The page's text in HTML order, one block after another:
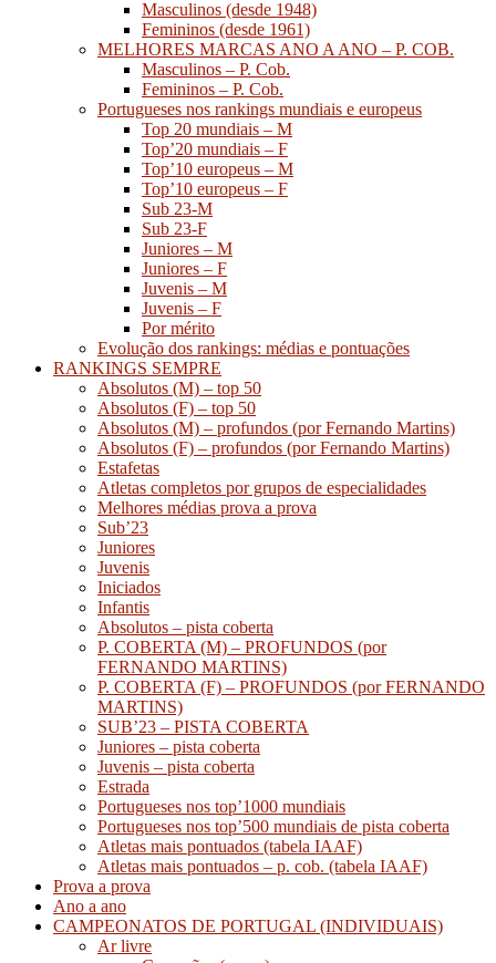
Masculinos (desde 1948)
Femininos (desde 1961)
MELHORES MARCAS ANO A ANO – P. COB.
Masculinos – P. Cob.
Femininos – P. Cob.
Portugueses nos rankings mundiais e europeus
Top 20 mundiais – M
Top’20 mundiais – F
Top’10 europeus – M
Top’10 europeus – F
Sub 23-M
Sub 23-F
Juniores – M
Juniores – F
Juvenis – M
Juvenis – F
Por mérito
Evolução dos rankings: médias e pontuações
RANKINGS SEMPRE
Absolutos (M) – top 50
Absolutos (F) – top 50
Absolutos (M) – profundos (por Fernando Martins)
Absolutos (F) – profundos (por Fernando Martins)
Estafetas
Atletas completos por grupos de especialidades
Melhores médias prova a prova
Sub’23
Juniores
Juvenis
Iniciados
Infantis
Absolutos – pista coberta
P. COBERTA (M) – PROFUNDOS (por
FERNANDO MARTINS)
P. COBERTA (F) – PROFUNDOS (por FERNANDO
MARTINS)
SUB’23 – PISTA COBERTA
Juniores – pista coberta
Juvenis – pista coberta
Estrada
Portugueses nos top’1000 mundiais
Portugueses nos top’500 mundiais de pista coberta
Atletas mais pontuados (tabela IAAF)
Atletas mais pontuados – p. cob. (tabela IAAF)
Prova a prova
Ano a ano
CAMPEONATOS DE PORTUGAL (INDIVIDUAIS)
Ar livre